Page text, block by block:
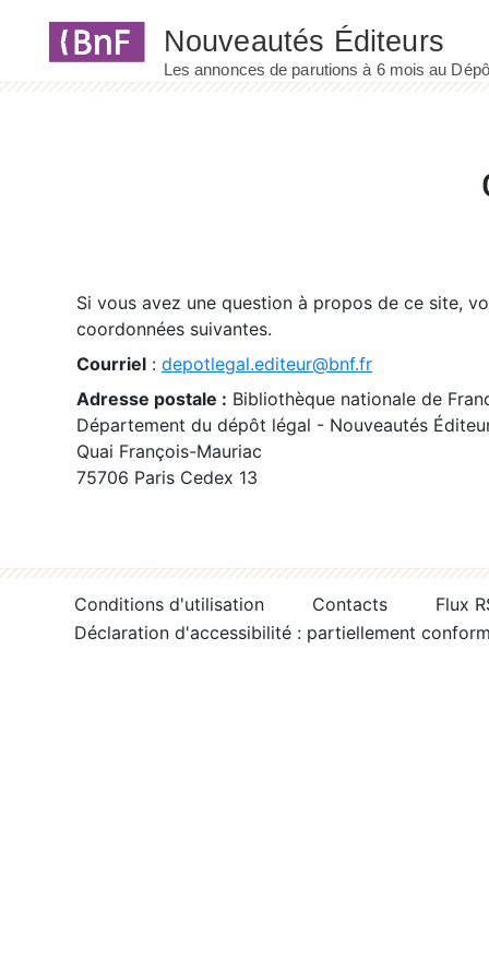
Si vous avez une question à propos de ce site,
coordonnées suivantes.
Courriel : depotlegal.editeur@bnf.fr
Adresse postale : Bibliothèque nationale de
Département du dépôt légal - Nouveautés
Quai François-Mauriac
75706 Paris Cedex 13
Conditions d'utilisation Contacts
Flux
Déclaration d'accessibilité : partiellement